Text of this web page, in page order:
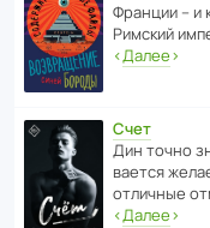
Франции – и
Римский
‹Далее›
Счет
Дин точно
ва­ется
отли­чные
‹Далее›